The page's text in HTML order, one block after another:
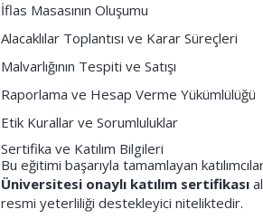
İflas Masasının Oluşumu
Alacaklılar Toplantısı ve Karar Süreçleri
Malvarlığının Tespiti ve Satışı
Raporlama ve Hesap Verme Yükümlülüğü
Etik Kurallar ve Sorumluluklar
Sertifika ve Katılım Bilgileri
Bu eğitimi başarıyla tamamlayan
Üniversitesi onaylı katılım sertifikası
resmi yeterliliği destekleyici niteliktedir.